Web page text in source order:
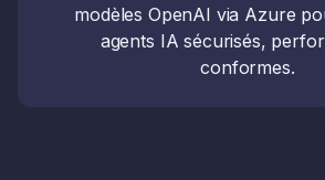
modèles OpenAI via Azure
agents IA sécurisés,
conformes.